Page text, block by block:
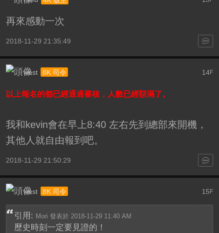
再來感動一次
2018-11-29 21:35:49
14F
west 8K 司令
以上報名的都已經通過審核，人數已經額滿了。
我和kevin會在早上8:40 左右先到總部來開機，
其他人就自由報到吧。
2018-11-29 21:50:29
15F
west 8K 司令
引用: Mori 發表於 2018-11-29 11:40 AM
歷史時刻一定要見證的！